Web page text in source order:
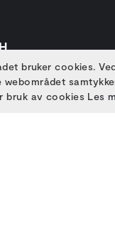
bruker cookies.
bruk av cookies Les